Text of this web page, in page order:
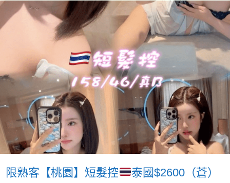
限熟客【桃園】短髮控 泰國$2600（蒼）